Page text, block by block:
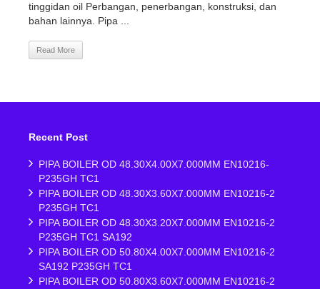
tinggidan oil Perbangan, penerbangan, konstruksi, dan
bahan lainnya. Pipa ...
Read More
Recent Post
PIPA BOILER OD 48.30X4.00X7.000MM EN10216-
P235GH TC1
PIPA BOILER OD 48.30X3.60X7.000MM EN10216-2
P235GH TC1
PIPA BOILER OD 48.30X3.20X7.000MM EN10216-2
P235GH TC1 SA192
PIPA BOILER OD 50.80X4.00X7.000MM EN10216-2
SA192 P235GH TC1
PIPA BOILER OD 50.80X3.60X7.000MM EN10216-2